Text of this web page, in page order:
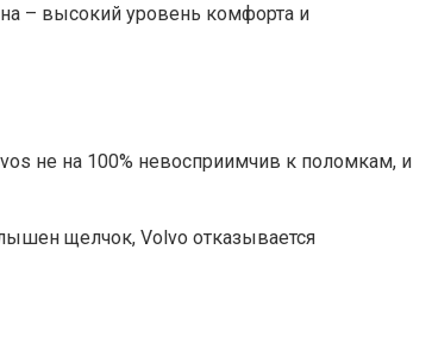
– высокий уровень комфорта и
не на 100% невосприимчив к поломкам, и
щелчок, Volvo отказывается